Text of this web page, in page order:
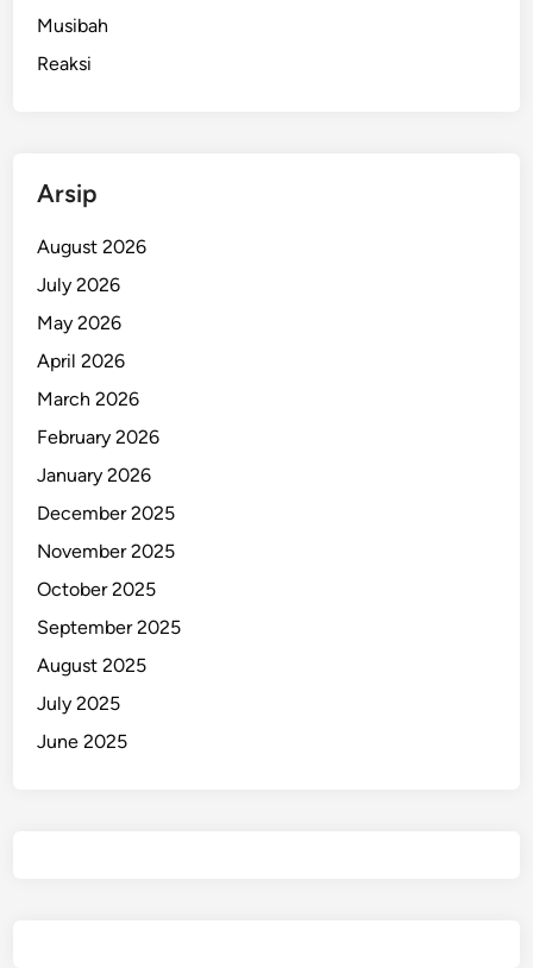
Musibah
Reaksi
Arsip
August 2026
July 2026
May 2026
April 2026
March 2026
February 2026
January 2026
December 2025
November 2025
October 2025
September 2025
August 2025
July 2025
June 2025